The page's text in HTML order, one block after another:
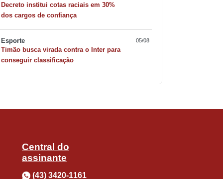
mas por falta de pagamento
para uso, contravenção que não
de prisão civil pelo não
barranco e capotar. O acidente
com a Polícia Rodoviária Estadual
Quer sofisticar o
risoto de camarão
Decreto institui cotas raciais em 30%
dos cargos de confiança
Esporte 05/08
Timão busca virada contra o Inter para
conseguir classificação
Central do
assinante
(43) 3420-1161